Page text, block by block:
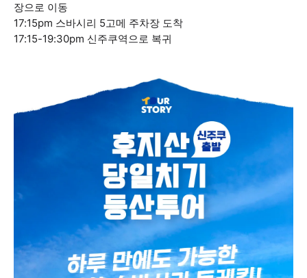
장으로 이동
17:15pm 스바시리 5고메 주차장 도착
17:15-19:30pm 신주쿠역으로 복귀